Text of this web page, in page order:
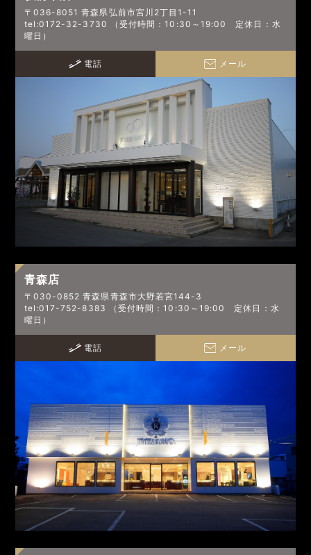
〒036-8051 青森県弘前市宮川2丁目1-11
tel:0172-32-3730 （受付時間：10:30～19:00 定休日：水
曜日）
電話 メール
青森店
〒030-0852 青森県青森市大野若宮144-3
tel:017-752-8383 （受付時間：10:30～19:00 定休日：水
曜日）
電話 メール